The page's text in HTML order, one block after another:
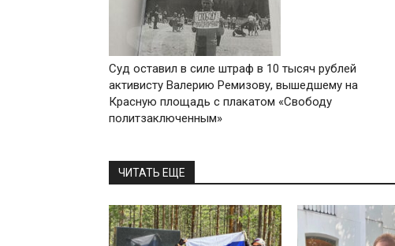
Суд оставил в силе штраф в 10 тысяч рублей
активисту Валерию Ремизову, вышедшему на
Красную площадь с плакатом «Свободу
политзаключенным»
ЧИТАТЬ ЕЩЕ